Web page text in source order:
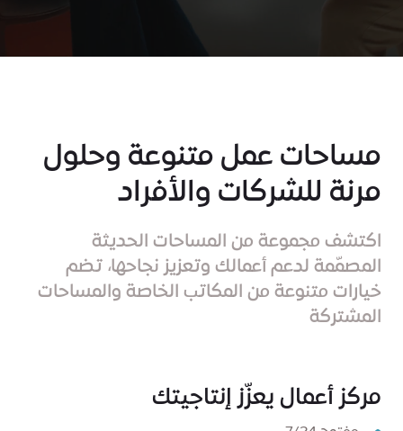
مساحات عمل متنوعة وحلول
مرنة للشركات والأفراد
اكتشف مجموعة من المساحات الحديثة
المصمّمة لدعم أعمالك وتعزيز نجاحها، تضم
خيارات متنوعة من المكاتب الخاصة والمساحات
المشتركة
مركز أعمال يعزّز إنتاجيتك